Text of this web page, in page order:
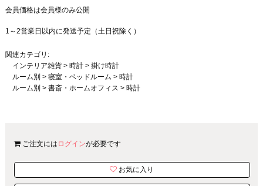
会員価格は会員様のみ公開
1～2営業日以内に発送予定（土日祝除く）
関連カテゴリ:
インテリア雑貨> 時計> 掛け時計
ルーム別 > 寝室・ベッドルーム > 時計
ルーム別 > 書斎・ホームオフィス > 時計
ご注文には ログインが必要です
お気に入り